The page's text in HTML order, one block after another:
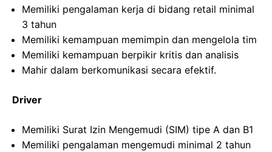
Memiliki pengalaman kerja di bidang retail minimal
3 tahun
Memiliki kemampuan memimpin dan mengelola tim
Memiliki kemampuan berpikir kritis dan analisis
Mahir dalam berkomunikasi secara efektif.
Driver
Memiliki Surat Izin Mengemudi (SIM) tipe A dan B1
Memiliki pengalaman mengemudi minimal 2 tahun